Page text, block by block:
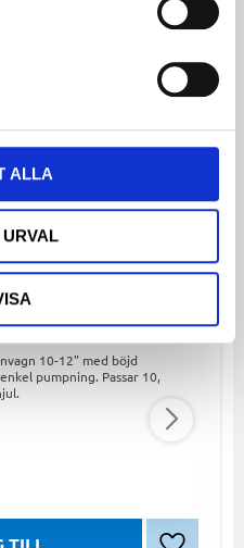
ALLA
10-12" med böjd
pumpning. Passar 10,